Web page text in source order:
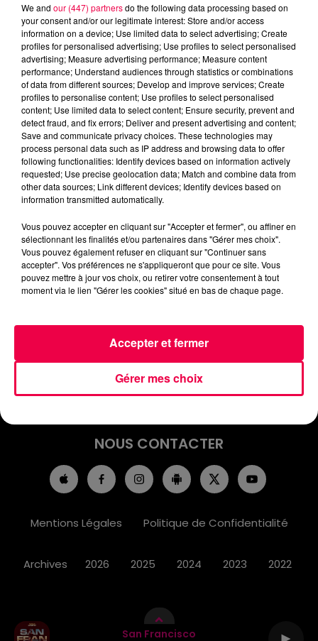
San Francisco
podcasts/2025/11/19.mp3
INFOS
EMISSIONS
JEUX
PODCASTS
NOUS CONTACTER
Mentions Légales Politique de Confidentialité
Archives 2026 2025 2024 2023 2022
We and our (447) partnersdo the following data processing based on
your consent and/or our legitimate interest: Store and/or access
information on a device; Use limited data to select advertising; Create
profiles for personalised advertising; Use profiles to select personalised
advertising; Measure advertising performance; Measure content
performance; Understand audiences through statistics or combinations
of data from different sources; Develop and improve services; Create
profiles to personalise content; Use profiles to select personalised
content; Use limited data to select content; Ensure security, prevent and
detect fraud, and fix errors; Deliver and present advertising and content;
Save and communicate privacy choices. These technologies may
process personal data such as IP address and browsing data to offer
following functionalities: Identify devices based on information actively
requested; Use precise geolocation data; Match and combine data from
other data sources; Link different devices; Identify devices based on
information transmitted automatically.
Vous pouvez accepter en cliquant sur "Accepter et fermer", ou affiner en
sélectionnant les finalités et/ou partenaires dans "Gérer mes choix".
Vous pouvez également refuser en cliquant sur "Continuer sans
accepter". Vos préférences ne s'appliqueront que pour ce site. Vous
pouvez mettre à jour vos choix, ou retirer votre consentement à tout
moment via le lien "Gérer les cookies" situé en bas de chaque page.
Gérer mes choix
Accepter et fermer